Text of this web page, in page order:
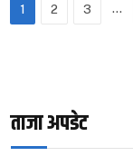
1 2 3 …
ताजा अपडेट